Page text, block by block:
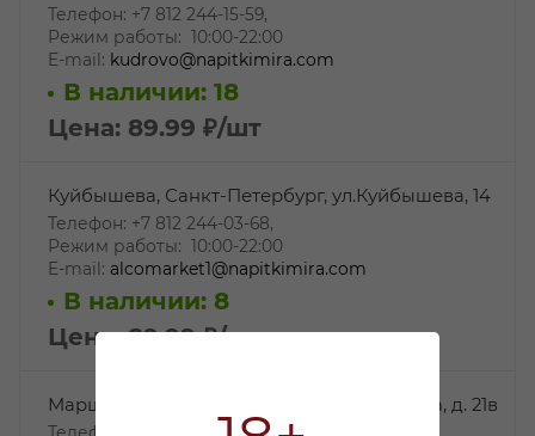
Телефон: +7 812 244-15-59,
Режим работы: 10:00-22:00
E-mail: kudrovo@napitkimira.com
В наличии: 18
Цена: 89.99 ₽/шт
Куйбышева, Санкт-Петербург, ул.Куйбышева, 14
Телефон: +7 812 244-03-68,
Режим работы: 10:00-22:00
E-mail: alcomarket1@napitkimira.com
В наличии: 8
Цена: 89.99₽/шт
Маршала Захарова, ул. Маршала Захарова, д. 21в